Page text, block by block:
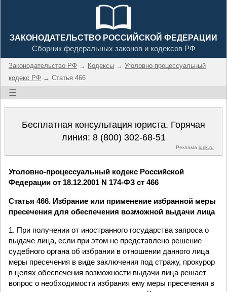
ЗАКОНОДАТЕЛЬСТВО РОССИЙСКОЙ ФЕДЕРАЦИИ
Сборник федеральных законов и кодексов РФ
Законодательство РФ → Кодексы → Уголовно-процессуальный
кодекс РФ → Статья 466
☰
Бесплатная консультация юриста. Горячая
линия: 8 (800) 302-68-51
Реклама jurik.ru
Уголовно-процессуальный кодекс Российской
Федерации от 18.12.2001 N 174-ФЗ ст 466
Статья 466. Избрание или применение избранной меры
пресечения для обеспечения возможной выдачи лица
1. При получении от иностранного государства запроса о
выдаче лица, если при этом не представлено решение
судебного органа об избрании в отношении данного лица
меры пресечения в виде заключения под стражу, прокурор
в целях обеспечения возможности выдачи лица решает
вопрос о необходимости избрания ему меры пресечения в